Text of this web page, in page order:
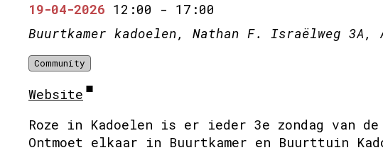
19-04-2026 12:00 - 17:00
Buurtkamer kadoelen, Nathan F. Israëlweg 3A,
Community
Website
Roze in Kadoelen is er ieder 3e zondag van de
Ontmoet elkaar in Buurtkamer en Buurttuin